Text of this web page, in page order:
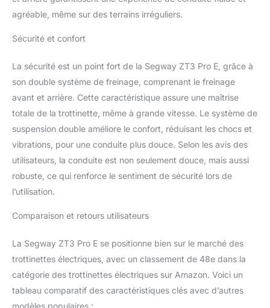
agréable, même sur des terrains irréguliers.
Sécurité et confort
La sécurité est un point fort de la Segway ZT3 Pro E, grâce à
son double système de freinage, comprenant le freinage
avant et arrière. Cette caractéristique assure une maîtrise
totale de la trottinette, même à grande vitesse. Le système de
suspension double améliore le confort, réduisant les chocs et
vibrations, pour une conduite plus douce. Selon les avis des
utilisateurs, la conduite est non seulement douce, mais aussi
robuste, ce qui renforce le sentiment de sécurité lors de
l’utilisation.
Comparaison et retours utilisateurs
La Segway ZT3 Pro E se positionne bien sur le marché des
trottinettes électriques, avec un classement de 48e dans la
catégorie des trottinettes électriques sur Amazon. Voici un
tableau comparatif des caractéristiques clés avec d’autres